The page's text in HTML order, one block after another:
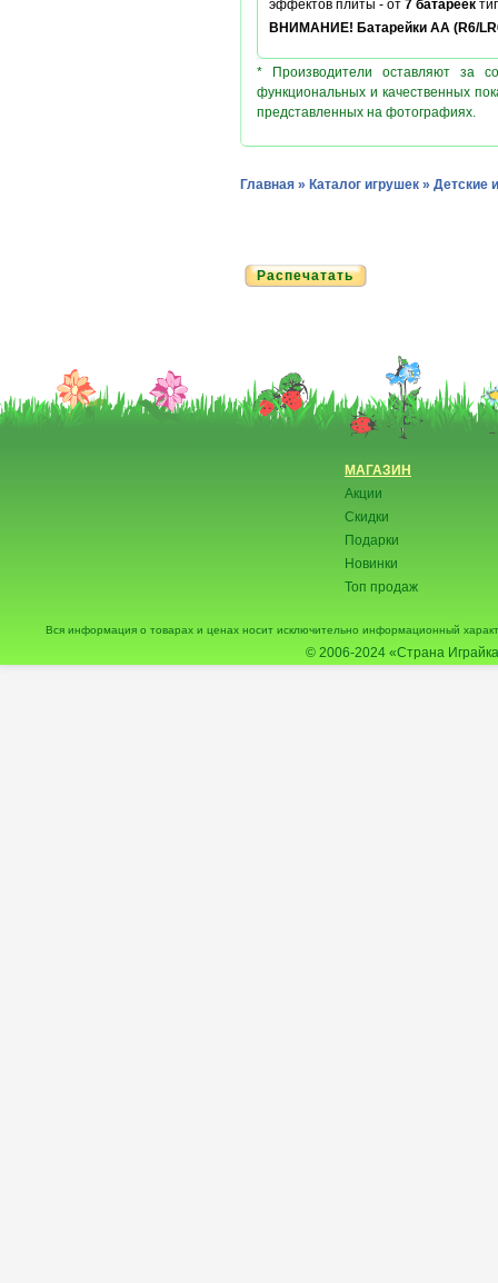
эффектов плиты - от 7 батареек
ВНИМАНИЕ! Батарейки АА (R6/
* Производители оставляют за
функциональных и качественных
представленных на фотографиях.
Главная » Каталог игрушек » Детские
Распечатать
МАГАЗИН
Акции
Скидки
Подарки
Новинки
Топ продаж
Вся информация о товарах и ценах носит исключительно информационный
© 2006-2024 «Страна